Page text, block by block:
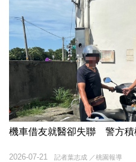
機車借友就醫卻失聯 警方積
記者葉志成 ／桃園報導
2026-07-21